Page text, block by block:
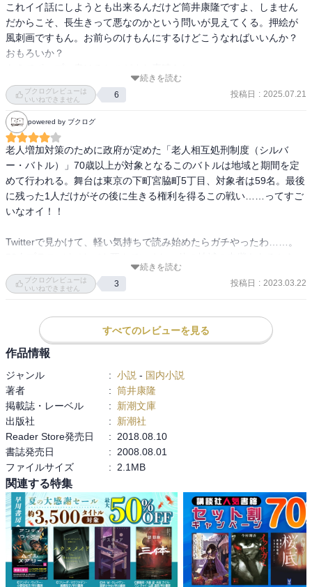
これイイ話にしようとも出来るんだけど筒井康隆ですよ、しません
だからこそ、長生きって悪なのかという問いが見えてくる。押絵が
風刺画ですもん。お前らのけもんにするけどこうなればいいんか？
おもろいか？
続きを読む
ブクログレビューは
いいねできません
6 投稿日 : 2025.07.21
powered by ブクログ
老人増加対策のために政府が定めた「老人相互処刑制度（シルバ
ー・バトル）」70歳以上が対象となるこのバトルは地域と期間を定
めて行われる。舞台は東京の下町宮脇町5丁目、対象者は59名。最後
に残った1人だけがその後に生きる権利を得るこの戦い……ってすご
いなオイ！！
Twitterで見かけて、軽い気持ちで読み始めたらガチやったわ……。
ほんま恐ろしい速度で70歳以上がバタバタいく。最期の瞬間もそれ
ぞれで、フィクションらしさがあり重くはないんだけど、合間にチ
一番怖いのは、そろそろこういうことがリアルで起こりそうだとい
うことよな。
（バトル期間中は区外から往診不可で持病の悪化でってのもあっ
た）
続きを読む
ブクログレビューは
いいねできません
3 投稿日 : 2023.03.22
すべてのレビューを見る
作品情報
ジャンル : 小説 - 国内小説
著者
: 筒井康隆
掲載誌・レーベル
:
新潮文庫
出版社
:
新潮社
Reader Store発売日
:
2018.08.10
書誌発売日
:
2008.08.01
ファイルサイズ
: 2.1MB
関連する特集